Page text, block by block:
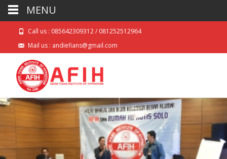
Call us : 085642309312 / 081252512964
Mail us : andiefians@gmail.com
MENU